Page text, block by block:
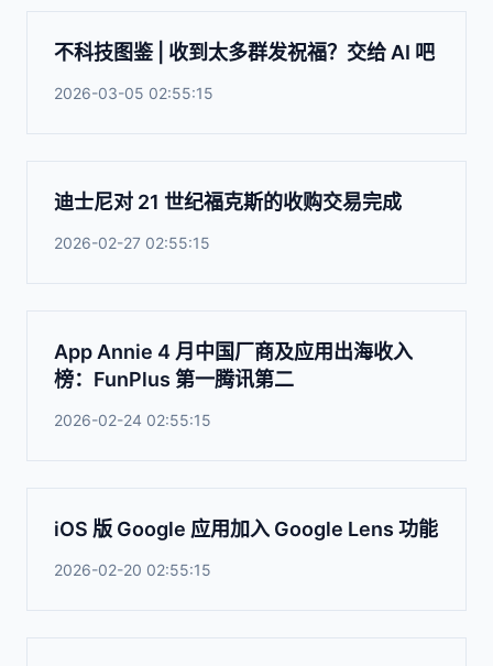
不科技图鉴 | 收到太多群发祝福？交给 AI 吧
2026-03-05 02:55:15
迪士尼对 21 世纪福克斯的收购交易完成
2026-02-27 02:55:15
App Annie 4 月中国厂商及应用出海收入
榜：FunPlus 第一腾讯第二
2026-02-24 02:55:15
iOS 版 Google 应用加入 Google Lens 功能
2026-02-20 02:55:15